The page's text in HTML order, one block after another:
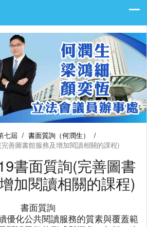
七屆 / 書面質詢（何潤生）
/
善圖書館服務及增加閱讀相關的課程)
書面質詢(完善圖書
加閱讀相關的課程)
書面質詢
優化公共閱讀服務的質素與覆蓋範